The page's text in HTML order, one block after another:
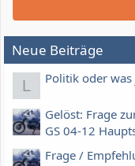
Neue Beiträge
L Politik oder
Gelöst: Frage
GS 04-12
Frage /